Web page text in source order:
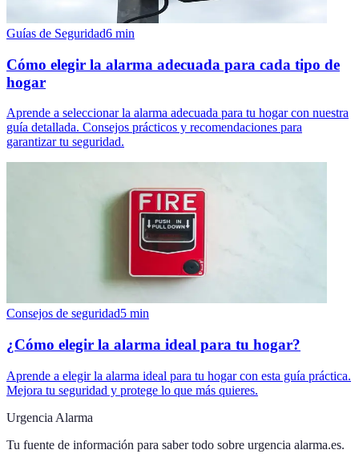
Guías de Seguridad6 min
Cómo elegir la alarma adecuada para cada tipo de
hogar
Aprende a seleccionar la alarma adecuada para tu hogar con nuestra
guía detallada. Consejos prácticos y recomendaciones para
garantizar tu seguridad.
Consejos de seguridad5 min
¿Cómo elegir la alarma ideal para tu hogar?
Aprende a elegir la alarma ideal para tu hogar con esta guía práctica.
Mejora tu seguridad y protege lo que más quieres.
Urgencia Alarma
Tu fuente de información para saber todo sobre urgencia alarma.es.